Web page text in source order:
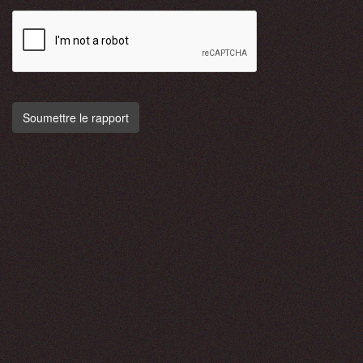
Soumettre le rapport